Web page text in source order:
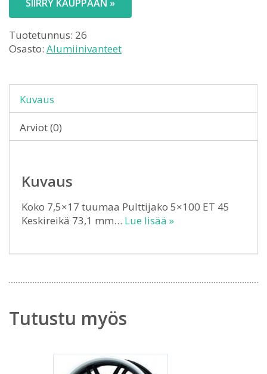
SIIRRY KAUPPAAN »
Tuotetunnus: 26
Osasto: Alumiinivanteet
Kuvaus
Arviot (0)
Kuvaus
Koko 7,5×17 tuumaa Pulttijako 5×100 ET 45
Keskireikä 73,1 mm… Lue lisää »
Tutustu myös